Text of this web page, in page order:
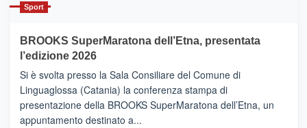
con
la
Al
via
i
collegamenti
Sport
BROOKS SuperMaratona dell’Etna, presentata
l’edizione 2026
Si è svolta presso la Sala Consiliare del Comune di
Linguaglossa (Catania) la conferenza stampa di
presentazione della BROOKS SuperMaratona dell’Etna, un
appuntamento destinato a...